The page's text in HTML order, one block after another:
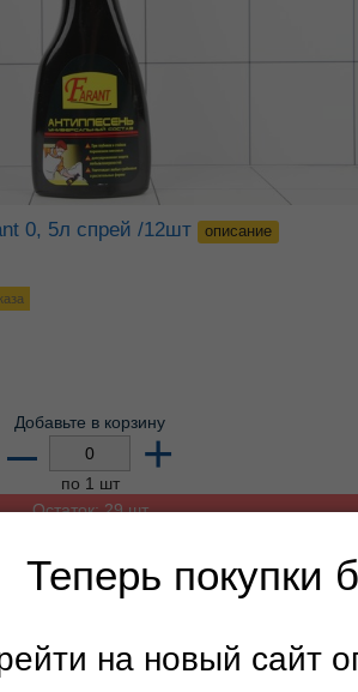
Теперь покупки
на новый сайт
0, 5л спрей /12шт описание
Добавьте в корзину
– +
по 1 шт
Остаток: 29 шт